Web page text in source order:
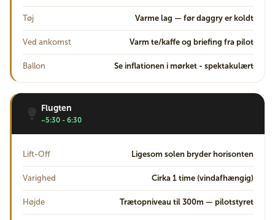
Tøj Varme lag — før daggry er koldt
Ved ankomst Varm te/kaffe og briefing fra pilot
Ballon Se inflationen i mørket - spektakulært
Flugten
~5:30 - 6:30
Lift-Off Ligesom solen bryder horisonten
Varighed Cirka 1 time (vindafhængig)
Højde Trætopniveau til 300m — pilotstyret